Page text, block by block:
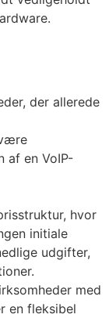
der allerede
af en VoIP-
hvor
initiale
udgifter,
med
en fleksibel